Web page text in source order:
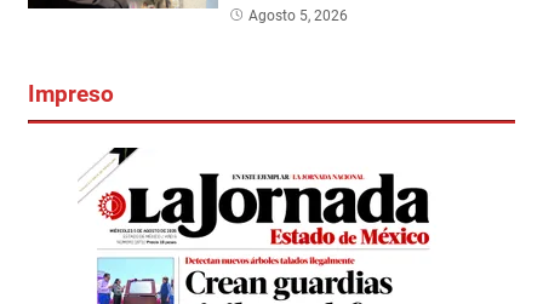
Agosto 5, 2026
Impreso